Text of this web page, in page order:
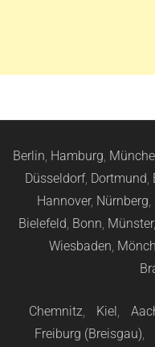
Berlin, Hamburg,
Düsseldorf, Dortmund,
Hannover, Nürnberg,
Bielefeld, Bonn, Münster,
Wiesbaden,
Chemnitz, Kiel,
Freiburg (Breisgau),